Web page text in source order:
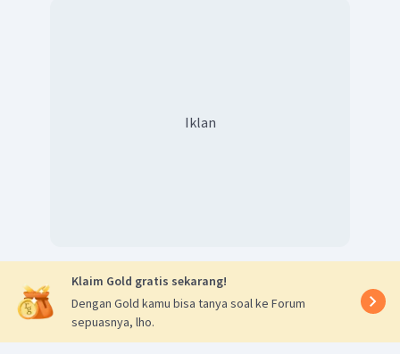
Iklan
Klaim Gold gratis sekarang!
Dengan Gold kamu bisa tanya soal ke Forum
sepuasnya, lho.